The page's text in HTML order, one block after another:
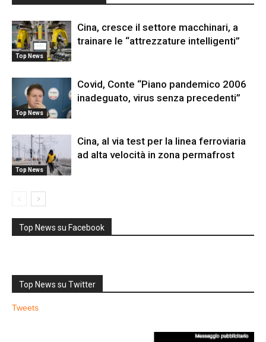
Top News
Cina, cresce il settore macchinari, a
trainare le “attrezzature intelligenti”
Top News
Covid, Conte “Piano pandemico 2006
inadeguato, virus senza precedenti”
Top News
Cina, al via test per la linea ferroviaria
ad alta velocità in zona permafrost
Top News su Facebook
Top News su Twitter
Tweets